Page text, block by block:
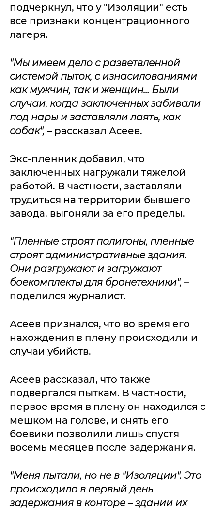
подчеркнул, что у "Изоляции" есть
все признаки концентрационного
лагеря.
"Мы имеем дело с разветвленной
системой пыток, с изнасилованиями
как мужчин, так и женщин… Были
случаи, когда заключенных забивали
под нары и заставляли лаять, как
собак", – рассказал Асеев.
Экс-пленник добавил, что
заключенных нагружали тяжелой
работой. В частности, заставляли
трудиться на территории бывшего
завода, выгоняли за его пределы.
"Пленные строят полигоны, пленные
строят административные здания.
Они разгружают и загружают
боекомплекты для бронетехники", –
поделился журналист.
Асеев признался, что во время его
нахождения в плену происходили и
случаи убийств.
Асеев рассказал, что также
подвергался пыткам. В частности,
первое время в плену он находился с
мешком на голове, и снять его
боевики позволили лишь спустя
восемь месяцев после задержания.
"Меня пытали, но не в "Изоляции". Это
происходило в первый день
задержания в конторе – здании их